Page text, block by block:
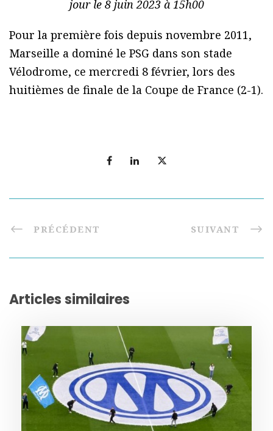
jour le 8 juin 2023 à 15h00
Pour la première fois depuis novembre 2011,
Marseille a dominé le PSG dans son stade
Vélodrome, ce mercredi 8 février, lors des
huitièmes de finale de la Coupe de France (2-1).
PRÉCÉDENT SUIVANT
Articles similaires